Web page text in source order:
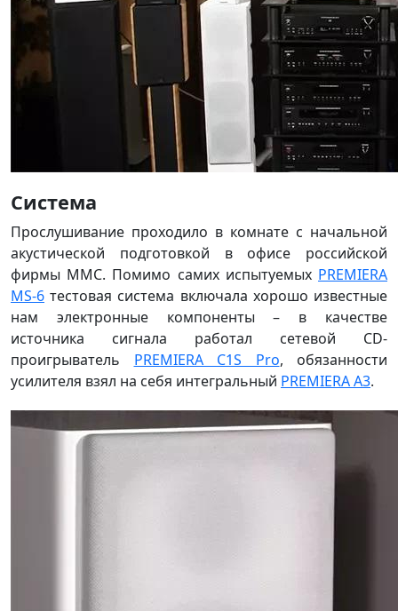
Система
Прослушивание проходило в комнате с начальной
акустической подготовкой в офисе российской
фирмы ММС. Помимо самих испытуемых PREMIERA
MS-6 тестовая система включала хорошо известные
нам электронные компоненты – в качестве
источника сигнала работал сетевой CD-
проигрыватель PREMIERA C1S Pro, обязанности
усилителя взял на себя интегральный PREMIERA A3.